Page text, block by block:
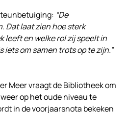
“De
Dat laat zien hoe sterk
leeft en welke rol zij speelt in
iets om samen trots op te zijn.”
Meer vraagt de Bibliotheek om
op het oude niveau te
in de voorjaarsnota bekeken